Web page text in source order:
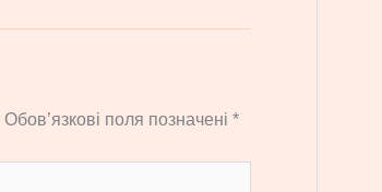
Обов’язкові поля позначені *